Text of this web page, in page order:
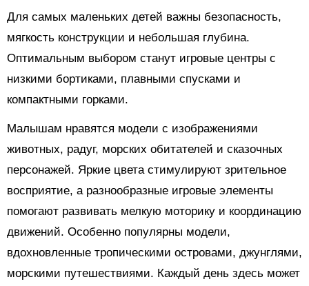
Для самых маленьких детей важны безопасность,
мягкость конструкции и небольшая глубина.
Оптимальным выбором станут игровые центры с
низкими бортиками, плавными спусками и
компактными горками.
Малышам нравятся модели с изображениями
животных, радуг, морских обитателей и сказочных
персонажей. Яркие цвета стимулируют зрительное
восприятие, а разнообразные игровые элементы
помогают развивать мелкую моторику и координацию
движений. Особенно популярны модели,
вдохновленные тропическими островами, джунглями,
морскими путешествиями. Каждый день здесь может